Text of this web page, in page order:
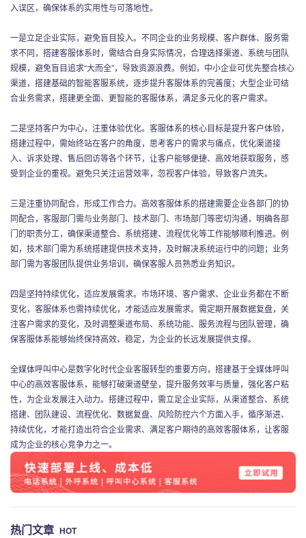
入误区，确保体系的实用性与可落地性。
一是立足企业实际，避免盲目投入。不同企业的业务规模、客户群体、服务需
求不同，搭建客服体系时，需结合自身实际情况，合理选择渠道、系统与团队
规模，避免盲目追求“大而全”，导致资源浪费。例如，中小企业可优先整合核心
渠道，搭建基础的智能客服系统，逐步提升客服体系的完善度；大型企业可结
合业务需求，搭建更全面、更智能的客服体系，满足多元化的客户需求。
二是坚持客户为中心，注重体验优化。客服体系的核心目标是提升客户体验，
搭建过程中，需始终站在客户的角度，思考客户的需求与痛点，优化渠道接
入、诉求处理、售后回访等各个环节，让客户能够便捷、高效地获取服务，感
受到企业的重视。避免只关注运营效率，忽视客户体验，导致客户流失。
三是注重协同配合，形成工作合力。高效客服体系的搭建需要企业各部门的协
同配合，客服部门需与业务部门、技术部门、市场部门等密切沟通，明确各部
门的职责分工，确保渠道整合、系统搭建、流程优化等工作能够顺利推进。例
如，技术部门需为系统搭建提供技术支持，及时解决系统运行中的问题；业务
部门需为客服团队提供业务培训，确保客服人员熟悉业务知识。
四是坚持持续优化，适应发展需求。市场环境、客户需求、企业业务都在不断
变化，客服体系也需持续优化，才能适应发展需求。需定期开展数据复盘，关
注客户需求的变化，及时调整渠道布局、系统功能、服务流程与团队管理，确
保客服体系能够始终保持高效、稳定，为企业的长远发展提供支撑。
全媒体呼叫中心是数字化时代企业客服转型的重要方向，搭建基于全媒体呼叫
中心的高效客服体系，能够打破渠道壁垒，提升服务效率与质量，强化客户粘
性，为企业发展注入动力。搭建过程中，需立足企业实际，从渠道整合、系统
搭建、团队建设、流程优化、数据复盘、风险防控六个方面入手，循序渐进、
持续优化，才能打造出符合企业需求、满足客户期待的高效客服体系，让客服
成为企业的核心竞争力之一。
热门文章 HOT